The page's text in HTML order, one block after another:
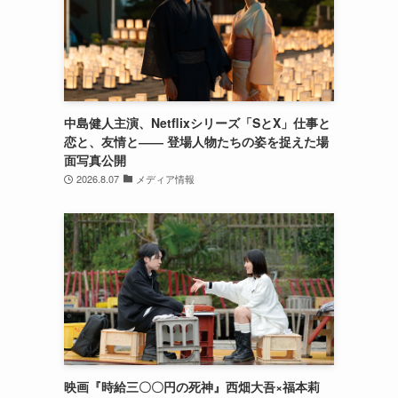
中島健人主演、Netflixシリーズ「SとX」仕事と
恋と、友情と―― 登場人物たちの姿を捉えた場
面写真公開
2026.8.07 メディア情報
映画『時給三〇〇円の死神』西畑大吾×福本莉